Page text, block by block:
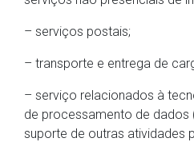
– serviços postais;
– transporte e entrega de
– serviço relacionados à
de processamento de dados
suporte de outras atividades